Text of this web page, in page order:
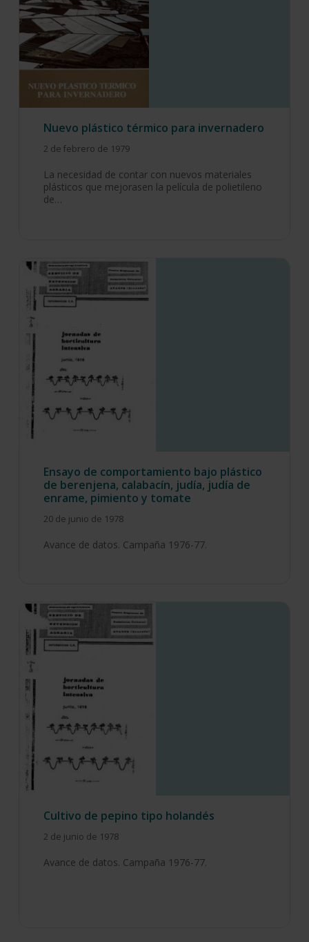
Nuevo plástico térmico para invernadero
2 de febrero de 1979
La necesidad de contar con nuevos materiales
plásticos que mejorasen la película de polietileno
de…
Ensayo de comportamiento bajo plástico
de berenjena, calabacín, judía, judía de
enrame, pimiento y tomate
20 de junio de 1978
Avance de datos. Campaña 1976-77.
Cultivo de pepino tipo holandés
2 de junio de 1978
Avance de datos. Campaña 1976-77.